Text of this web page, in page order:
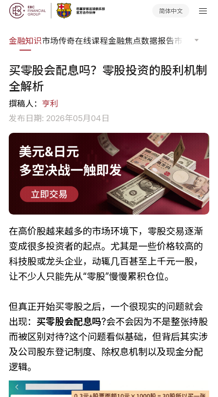
简体中文
金融知识市场传奇在线课程金融焦点数据报告市场分析
买零股会配息吗？零股投资的股利机制
全解析
撰稿人： 亨利
发布日期: 2026年05月04日
在高价股越来越多的市场环境下，零股交易逐渐
变成很多投资者的起点。尤其是一些价格较高的
科技股或龙头企业，动辄几百甚至上千元一股，
让不少人只能先从“零股”慢慢累积仓位。
但真正开始买零股之后，一个很现实的问题就会
出现： 买零股会配息吗?会不会因为不是整张持股
而被区别对待?这个问题看似基础，但背后其实涉
及公司股东登记制度、除权息机制以及现金分配
逻辑。